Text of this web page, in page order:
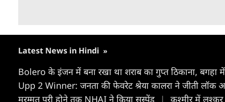
Latest News in Hindi »
Bolero के इंजन में बना रखा था शराब का गुप्त ठिकाना, बगहा
Upp 2 Winner: जनता की फेवरेट श्रेया कालरा ने जीती लॉक अप
मरम्मत पूरी होने तक NHAI ने किया सस्पेंड
| कश्मीर में